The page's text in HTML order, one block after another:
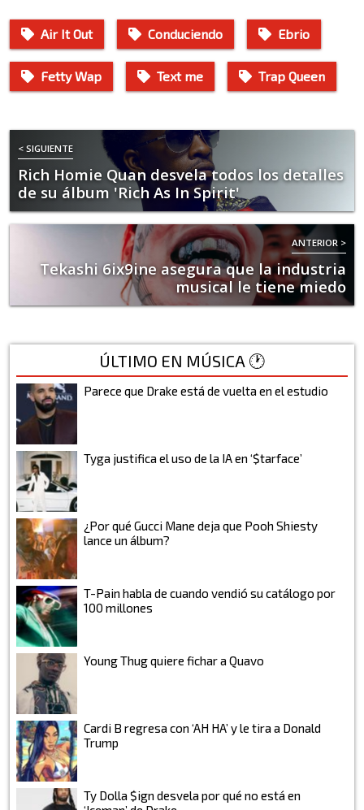
Air It Out Conduciendo Ebrio
Fetty Wap Text me Trap Queen
< SIGUIENTE
Rich Homie Quan desvela todos los detalles
de su álbum 'Rich As In Spirit'
ANTERIOR >
Tekashi 6ix9ine asegura que la industria
musical le tiene miedo
ÚLTIMO EN MÚSICA 🕐
Parece que Drake está de vuelta en el estudio
Tyga justifica el uso de la IA en ‘$tarface’
¿Por qué Gucci Mane deja que Pooh Shiesty
lance un álbum?
T-Pain habla de cuando vendió su catálogo por
100 millones
Young Thug quiere fichar a Quavo
Cardi B regresa con ‘AH HA’ y le tira a Donald
Trump
Ty Dolla $ign desvela por qué no está en